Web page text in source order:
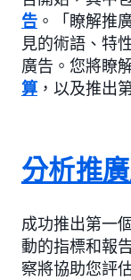
告 。「瞭解推
見的術語、特
廣告。您將瞭
算 ，以及推出
分析推
成功推出第一
動的指標和報
察將協助您評